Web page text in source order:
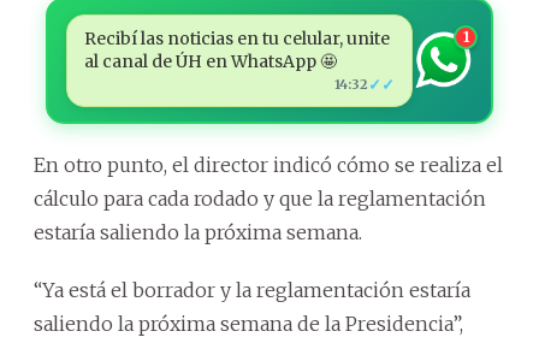
Recibí las noticias en tu celular, unite
al canal de ÚH en WhatsApp 🤩
14:32 ✓✓
1
En otro punto, el director indicó cómo se realiza el
cálculo para cada rodado y que la reglamentación
estaría saliendo la próxima semana.
“Ya está el borrador y la reglamentación estaría
saliendo la próxima semana de la Presidencia”,